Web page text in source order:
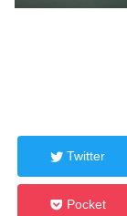
Twitter
Pocket